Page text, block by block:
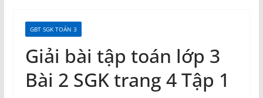
GBT SGK TOÁN 3
Giải bài tập toán lớp 3
Bài 2 SGK trang 4 Tập 1